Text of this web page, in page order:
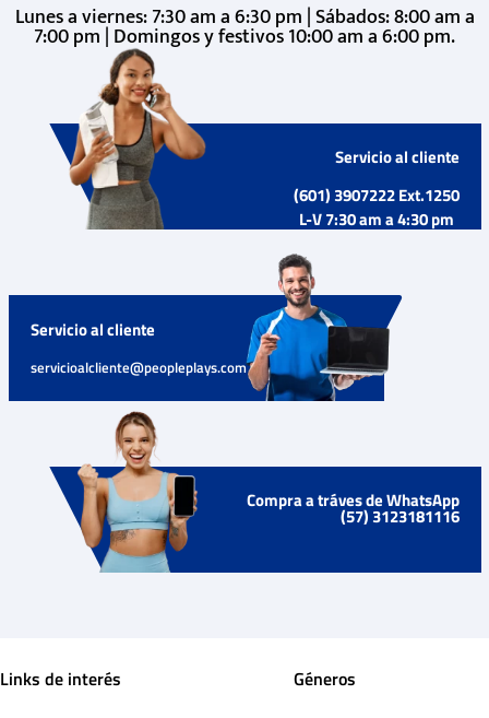
Lunes a viernes: 7:30 am a 6:30 pm | Sábados: 8:00 am a
7:00 pm | Domingos y festivos 10:00 am a 6:00 pm.
Servicio al cliente
(601) 3907222 Ext.1250
L-V 7:30 am a 4:30 pm
Servicio al cliente
servicioalcliente@peopleplays.com
Compra a tráves de WhatsApp
(57) 3123181116
Links de interés Géneros